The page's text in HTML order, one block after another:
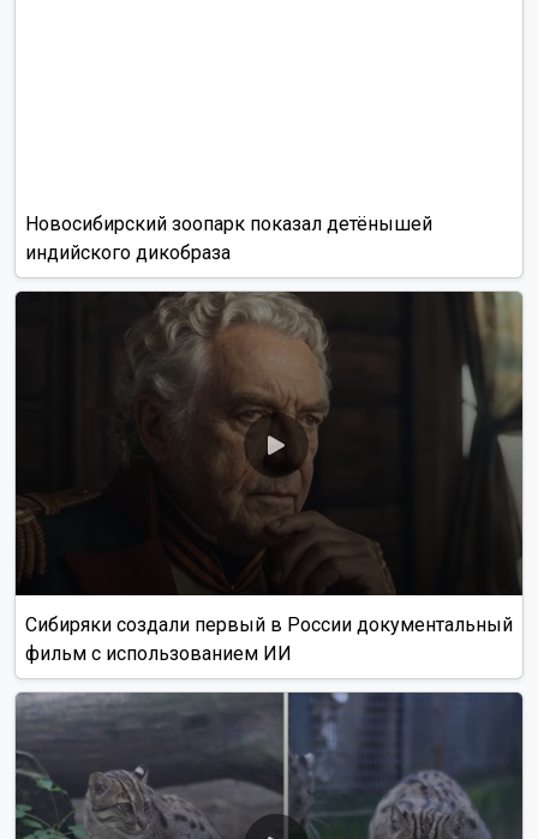
Новосибирский зоопарк показал детёнышей
индийского дикобраза
Сибиряки создали первый в России документальный
фильм с использованием ИИ